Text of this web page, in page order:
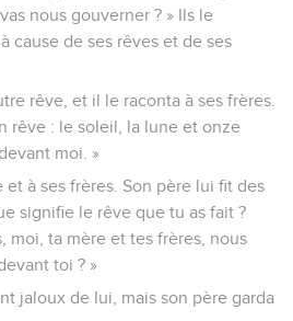
nous gouverner ? » Ils le
cause de ses rêves et de ses
rêve, et il le raconta à ses frères.
rêve : le soleil, la lune et onze
moi. »
et à ses frères. Son père lui fit des
signifie le rêve que tu as fait ?
moi, ta mère et tes frères, nous
toi ? »
jaloux de lui, mais son père garda